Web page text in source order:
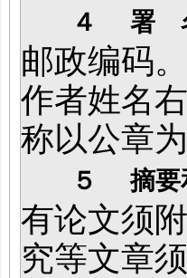
４ 署
邮政编码
作者姓名
称以公章
５ 摘要
有论文须
究等文章